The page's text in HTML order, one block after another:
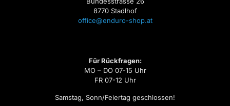
8770 Stadlhof
office@enduro-shop.at
Für Rückfragen:
MO – DO 07-15 Uhr
FR 07-12 Uhr
Samstag, Sonn/Feiertag geschlossen!